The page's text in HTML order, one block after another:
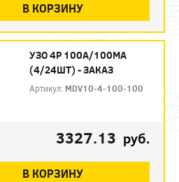
В КОРЗИНУ
УЗО 4P 100А/100МА
(4/24ШТ) - ЗАКАЗ
Артикул: MDV10-4-100-100
3327.13 руб.
В КОРЗИНУ